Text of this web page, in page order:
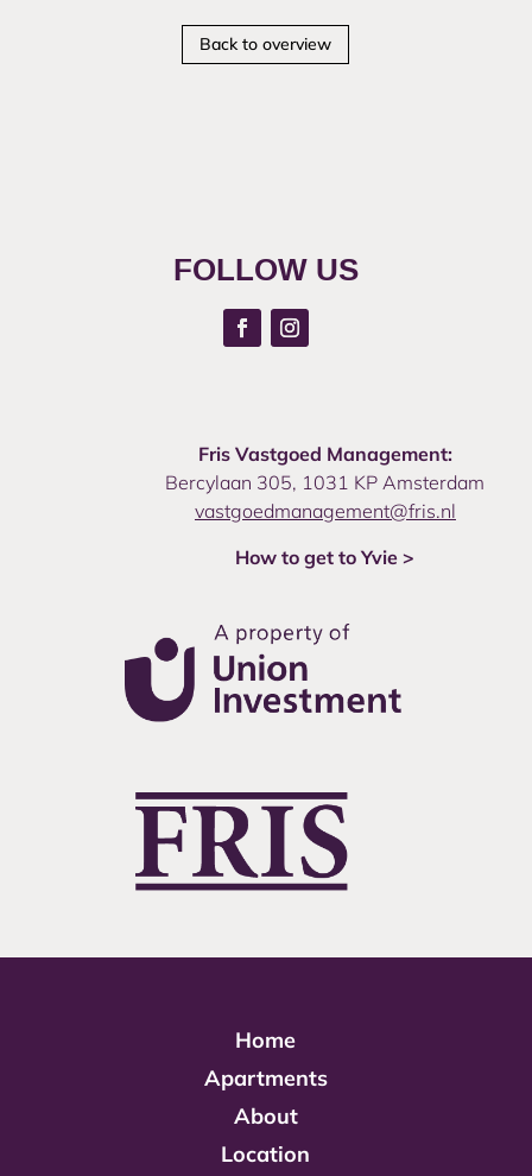
Back to overview
FOLLOW US
Fris Vastgoed Management:
Bercylaan 305, 1031 KP Amsterdam
vastgoedmanagement@fris.nl
How to get to Yvie >
Home
Apartments
About
Location